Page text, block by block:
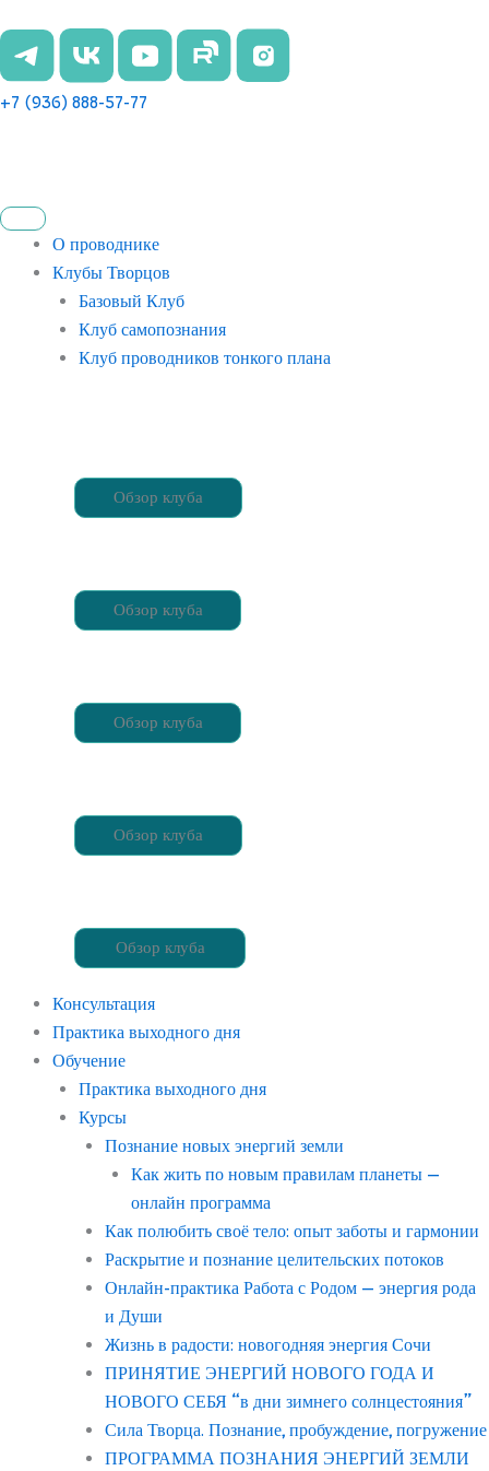
к
содержимому
+7 (936) 888-57-77
О проводнике
Клубы Творцов
Базовый Клуб
Клуб самопознания
Клуб проводников тонкого плана
Обзор клуба
Обзор клуба
Обзор клуба
Обзор клуба
Обзор клуба
Консультация
Практика выходного дня
Обучение
Практика выходного дня
Курсы
Познание новых энергий земли
Как жить по новым правилам планеты —
онлайн программа
Как полюбить своё тело: опыт заботы и гармонии
Раскрытие и познание целительских потоков
Онлайн-практика Работа с Родом — энергия рода
и Души
Жизнь в радости: новогодняя энергия Сочи
ПРИНЯТИЕ ЭНЕРГИЙ НОВОГО ГОДА И
НОВОГО СЕБЯ “в дни зимнего солнцестояния”
Сила Творца. Познание, пробуждение, погружение
ПРОГРАММА ПОЗНАНИЯ ЭНЕРГИЙ ЗЕМЛИ